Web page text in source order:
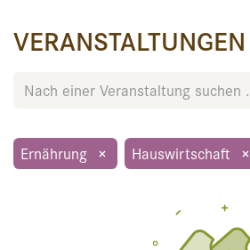
VERANSTALTUNGEN
Ernährung × Hauswirtschaft ×